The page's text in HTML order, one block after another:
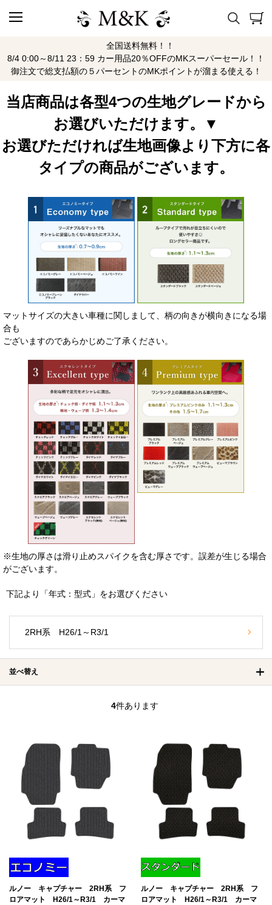
全国送料無料！！
8/4 0:00～8/11 23：59 カー用品20％OFFのMKスーパーセール！！
御注文で総支払額の５パーセントのMKポイントが溜まる使える！
キャプチャー
当店商品は各型4つの生地グレードから
お選びいただけます。▼
お選びただければ生地画像より下方に各
タイプの商品がございます。
マットサイズの大きい車種に関しまして、柄の向きが横向きになる場
合も
ございますのであらかじめご了承ください。
※生地の厚さは滑り止めスパイクを含む厚さです。誤差が生じる場合
がございます。
下記より「年式：型式」をお選びください
2RH系 H26/1～R3/1
並べ替え
4件あります
ルノー キャプチャー 2RH系 フ
ロアマット H26/1～R3/1 カーマ
ルノー キャプチャー 2RH系 フ
ロアマット H26/1～R3/1 カーマ